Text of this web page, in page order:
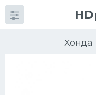
Хонда